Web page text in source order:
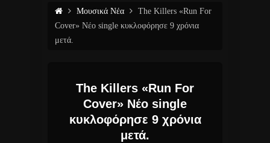
Μουσικά Νέα
The Killers «Run For
Cover» Νέο single κυκλοφόρησε 9 χρόνια
μετά.
The Killers «Run For
Cover» Νέο single
κυκλοφόρησε 9 χρόνια
μετά.